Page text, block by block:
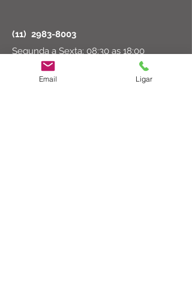
(11) 2983-8003
Segunda a Sexta: 08:30 as 18:00
Sábado: 08:30 as 14:00
ct@cirurgicatucuruvi.com.br
Email Ligar